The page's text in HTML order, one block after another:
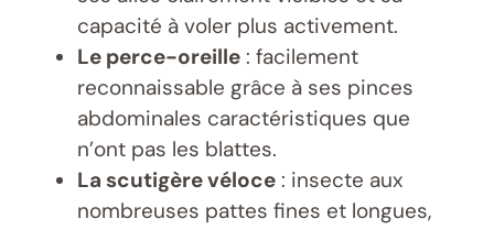
capacité à voler plus activement.
Le perce-oreille : facilement
reconnaissable grâce à ses pinces
abdominales caractéristiques que
n’ont pas les blattes.
La scutigère véloce : insecte aux
nombreuses pattes fines et longues,